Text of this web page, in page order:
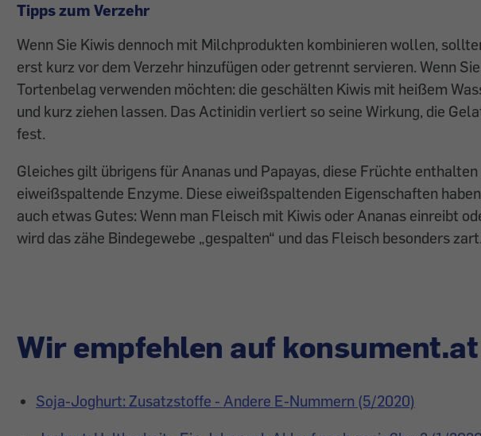
Tipps zum Verzehr
Wenn Sie Kiwis dennoch mit Milchprodukten kombinieren wollen,
erst kurz vor dem Verzehr hinzufügen oder getrennt servieren. Wenn
Tortenbelag verwenden möchten: die geschälten Kiwis mit heißem
und kurz ziehen lassen. Das Actinidin verliert so seine Wirkung, die
fest.
Gleiches gilt übrigens für Ananas und Papayas, diese Früchte
eiweißspaltende Enzyme. Diese eiweißspaltenden Eigenschaften
auch etwas Gutes: Wenn man Fleisch mit Kiwis oder Ananas einreibt
wird das zähe Bindegewebe „gespalten“ und das Fleisch besonders
Wir empfehlen auf konsument.at
Soja-Joghurt: Zusatzstoffe - Andere E-Nummern (5/2020)